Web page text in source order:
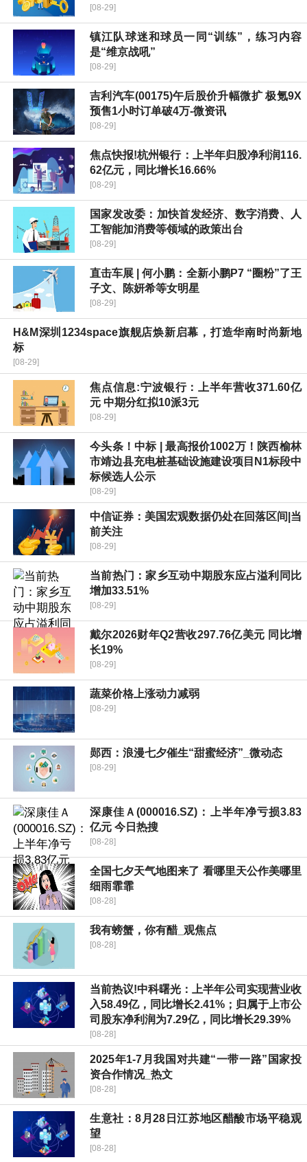
[08-29]
镇江队球迷和球员一同“训练”，练习内容
是“维京战吼”
[08-29]
吉利汽车(00175)午后股价升幅微扩 极氪9X
预售1小时订单破4万-微资讯
[08-29]
焦点快报!杭州银行：上半年归股净利润116.
62亿元，同比增长16.66%
[08-29]
国家发改委：加快首发经济、数字消费、人
工智能加消费等领域的政策出台
[08-29]
直击车展 | 何小鹏：全新小鹏P7 “圈粉”了王
子文、陈妍希等女明星
[08-29]
H&M深圳1234space旗舰店焕新启幕，打造华南时尚新地
标
[08-29]
焦点信息:宁波银行：上半年营收371.60亿
元 中期分红拟10派3元
[08-29]
今头条！中标 | 最高报价1002万！陕西榆林
市靖边县充电桩基础设施建设项目N1标段中
标候选人公示
[08-29]
中信证券：美国宏观数据仍处在回落区间|当
前关注
[08-29]
当前热门：家乡互动中期股东应占溢利同比
增加33.51%
[08-29]
戴尔2026财年Q2营收297.76亿美元 同比增
长19%
[08-29]
蔬菜价格上涨动力减弱
[08-29]
郧西：浪漫七夕催生“甜蜜经济”_微动态
[08-29]
深康佳Ａ(000016.SZ)：上半年净亏损3.83
亿元 今日热搜
[08-28]
全国七夕天气地图来了 看哪里天公作美哪里
细雨霏霏
[08-28]
我有螃蟹，你有醋_观焦点
[08-28]
当前热议!中科曙光：上半年公司实现营业收
入58.49亿，同比增长2.41%；归属于上市公
司股东净利润为7.29亿，同比增长29.39%
[08-28]
2025年1-7月我国对共建“一带一路”国家投
资合作情况_热文
[08-28]
生意社：8月28日江苏地区醋酸市场平稳观
望
[08-28]